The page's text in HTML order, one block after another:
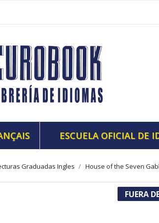
ESCUELA OFICIAL DE
Graduadas Ingles House of the Seven
FUERA